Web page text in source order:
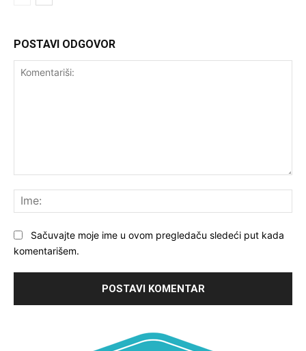
POSTAVI ODGOVOR
Sačuvajte moje ime u ovom pregledaču sledeći put kada
komentarišem.